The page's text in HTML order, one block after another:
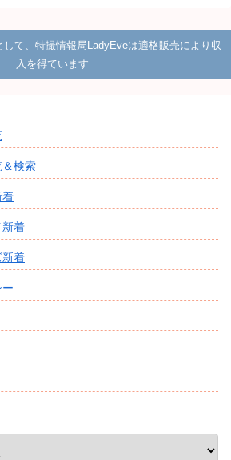
て、特撮情報局LadyEveは適格販売により収
入を得ています
検索
着
新着
新着